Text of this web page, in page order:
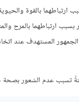
ارتباطهما بالقوة
بسبب ارتباطهما بالمرح
المستهدف عند
تسبب عدم الشعور